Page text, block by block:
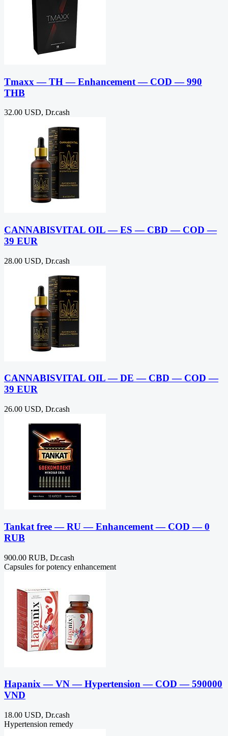
Tmaxx — TH — Enhancement — COD — 990
THB
32.00 USD, Dr.cash
CANNABISVITAL OIL — ES — CBD — COD —
39 EUR
28.00 USD, Dr.cash
CANNABISVITAL OIL — DE — CBD — COD —
39 EUR
26.00 USD, Dr.cash
Tankat free — RU — Enhancement — COD — 0
RUB
900.00 RUB, Dr.cash
Capsules for potency enhancement
Hapanix — VN — Hypertension — COD — 590000
VND
18.00 USD, Dr.cash
Hypertension remedy